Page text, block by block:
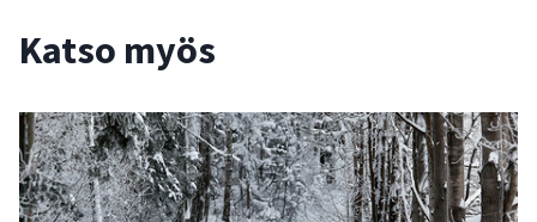
Liikunta – Sopeutuminen
Katso myös